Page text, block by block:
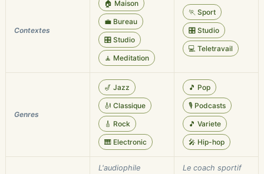
Contextes
🏠 Maison
💼 Bureau
🎛️ Studio
🧘 Meditation
🏃 Sport
🎛️ Studio
💻 Teletravail
Genres
🎷 Jazz
🎻 Classique
🎸 Rock
🎹 Electronic
🎵 Pop
🎙️ Podcasts
🎵 Variete
🎤 Hip-hop
L'audiophile
Le coach sportif